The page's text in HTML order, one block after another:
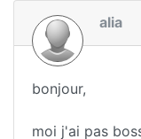
alia
bonjour,
moi j'ai pas